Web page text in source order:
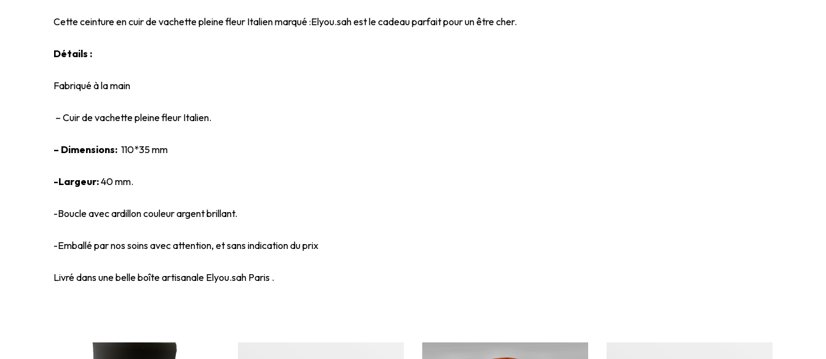
Cette ceinture en cuir de vachette pleine fleur Italien marqué :Elyou.sah est le cadeau parfait pour un être cher.
Détails :
Fabriqué à la main
– Cuir de vachette pleine fleur Italien.
– Dimensions: 110*35 mm
-Largeur:40 mm.
-Boucle avec ardillon couleur argent brillant.
-Emballé par nos soins avec attention, et sans indication du prix
Livré dans une belle boîte artisanale Elyou.sah Paris .